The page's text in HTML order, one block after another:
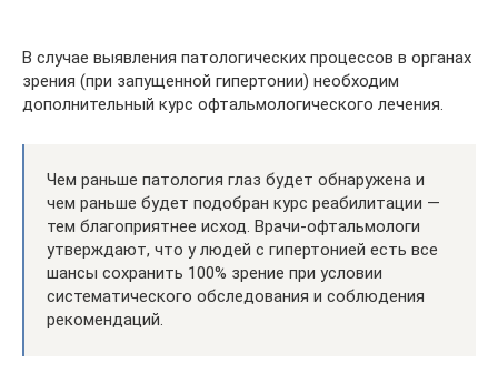
В случае выявления патологических процессов в органах
зрения (при запущенной гипертонии) необходим
дополнительный курс офтальмологического лечения.
Чем раньше патология глаз будет обнаружена и
чем раньше будет подобран курс реабилитации —
тем благоприятнее исход. Врачи-офтальмологи
утверждают, что у людей с гипертонией есть все
шансы сохранить 100% зрение при условии
систематического обследования и соблюдения
рекомендаций.